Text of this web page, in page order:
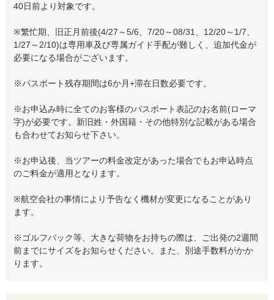
40日前より対象です。
※繁忙期、旧正月前後(4/27～5/6、7/20～08/31、12/20～1/7、
1/27～2/10)は専用車及び専属ガイド手配が難しく、追加代金が
必要になる場合がございます。
※パスポート残存期間は6か月+滞在日数必要です。
※お申込み時に全てのお客様のパスポート表記のお名前(ローマ
字)が必要です。新旧姓・外国籍・その他特別な記載がある場合
も合わせてお知らせ下さい。
※お申込後、当ツアーの料金改定があった場合でもお申込時点
のご料金が適用となります。
※航空会社の事情により予告なく機材が変更になることがあり
ます。
※ゴルフバック等、大きな荷物をお持ちの際は、ご出発の2週間
前までにサイズをお知らせください。また、別途手数料がかか
ります。